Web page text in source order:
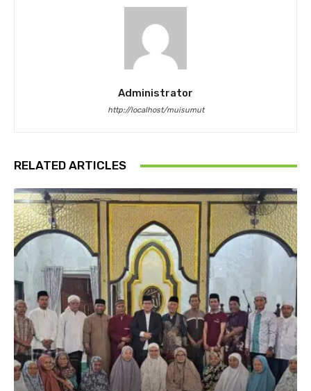
Administrator
http://localhost/muisumut
RELATED ARTICLES